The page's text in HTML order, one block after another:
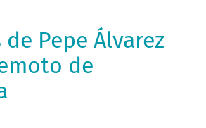
Pepe Álvarez
de